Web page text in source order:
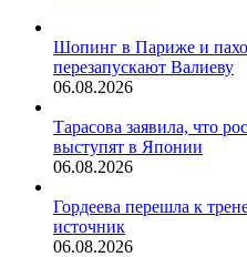
Шопинг в Париже и
перезапускают Валиеву
06.08.2026
Тарасова заявила, что
выступят в Японии
06.08.2026
Гордеева перешла к
источник
06.08.2026